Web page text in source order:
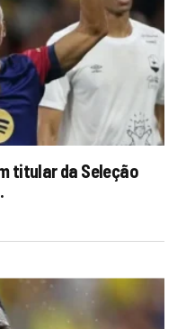
titular da Seleção